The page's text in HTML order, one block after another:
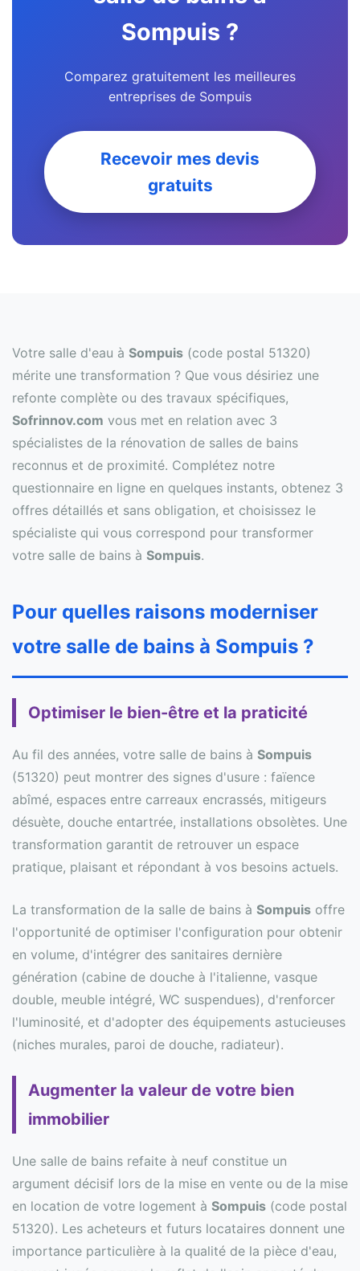
Sompuis ?
Comparez gratuitement les meilleures
entreprises de Sompuis
Recevoir mes devis
gratuits
Votre salle d'eau à Sompuis (code postal 51320)
mérite une transformation ? Que vous désiriez une
refonte complète ou des travaux spécifiques,
Sofrinnov.com vous met en relation avec 3
spécialistes de la rénovation de salles de bains
reconnus et de proximité. Complétez notre
questionnaire en ligne en quelques instants, obtenez 3
offres détaillés et sans obligation, et choisissez le
spécialiste qui vous correspond pour transformer
votre salle de bains à Sompuis.
Pour quelles raisons moderniser
votre salle de bains à Sompuis ?
Optimiser le bien-être et la praticité
Au fil des années, votre salle de bains à Sompuis
(51320) peut montrer des signes d'usure : faïence
abîmé, espaces entre carreaux encrassés, mitigeurs
désuète, douche entartrée, installations obsolètes. Une
transformation garantit de retrouver un espace
pratique, plaisant et répondant à vos besoins actuels.
La transformation de la salle de bains à Sompuis offre
l'opportunité de optimiser l'configuration pour obtenir
en volume, d'intégrer des sanitaires dernière
génération (cabine de douche à l'italienne, vasque
double, meuble intégré, WC suspendues), d'renforcer
l'luminosité, et d'adopter des équipements astucieuses
(niches murales, paroi de douche, radiateur).
Augmenter la valeur de votre bien
immobilier
Une salle de bains refaite à neuf constitue un
argument décisif lors de la mise en vente ou de la mise
en location de votre logement à Sompuis (code postal
51320). Les acheteurs et futurs locataires donnent une
importance particulière à la qualité de la pièce d'eau,